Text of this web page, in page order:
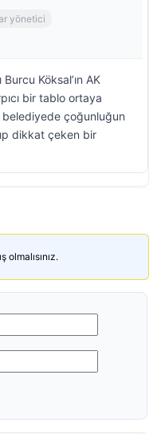
yönetici
Köksal’ın AK
bir tablo ortaya
belediyede çoğunluğun
dikkat çeken bir
olmalısınız.